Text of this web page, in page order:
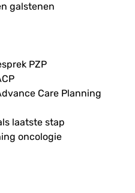
galstenen
PZP
Care Planning
laatste stap
oncologie